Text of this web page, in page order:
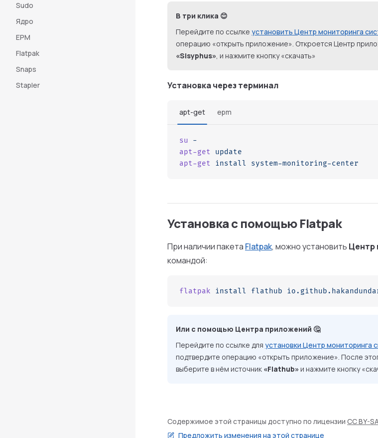
Sudo
Ядро
EPM
Flatpak
Snaps
Stapler
В три клика 😊
Перейдите по ссылке установить Центр мониторинга
операцию «открыть приложение». Откроется Центр
«Sisyphus» , и нажмите кнопку «скачать»
Установка через терминал
apt-get epm
su -
apt-get update
apt-get install system-monitoring-center
Установка c помощью Flatpak
При наличии пакета Flatpak, можно установить Центр
командой:
flatpak install flathub
Или с помощью Центра приложений 🤔
Перейдите по ссылке для установки Центр мониторинга
подтвердите операцию «открыть приложение». После
выберите в нём источник «Flathub» и нажмите кнопку
Содержимое этой страницы доступно по лицензии CC BY-
Предложить изменения на этой странице